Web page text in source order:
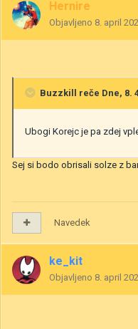
Hernire
Objavljeno 8. april
Buzzkill reče Dne, 8.
Ubogi Korejc je pa zdej
Sej si bodo obrisali solze z
Navedek
ke_kit
Objavljeno 8. april